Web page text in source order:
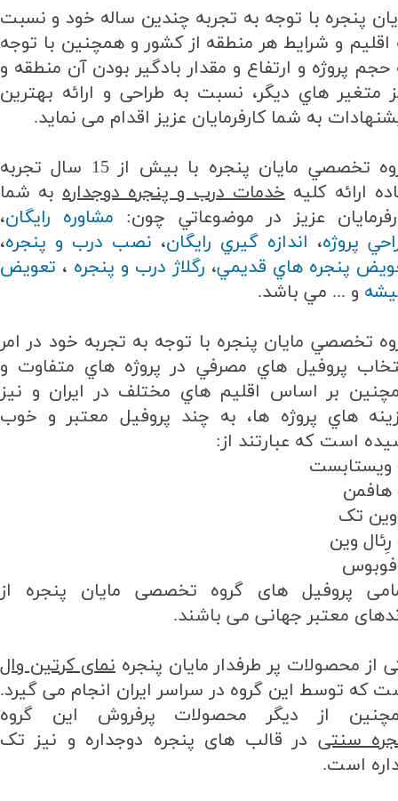
پنجره با توجه به تجربه چندین ساله خود و نسبت
اقلیم و شرایط هر منطقه از کشور و همچنين با توجه
حجم پروژه و ارتفاع و مقدار بادگیر بودن آن منطقه و
متغير هاي ديگر، نسبت به طراحی و ارائه بهترین
به شما کارفرمایان عزیز اقدام می نماید.
گروه تخصصي مايان پنجره با بيش از 15 سال تجربه
ارائه كليهخدمات درب و پنجره دوجدارهبه شما
عزيز در موضوعاتي چون: مشاوره رايگان،
پروژه، اندازه گيري رايگان، نصب درب و پنجره،
پنجره هاي قديمي، رگلاژ درب و پنجره ، تعويض
و ... مي باشد.
تخصصي مايان پنجره با توجه به تجربه خود در امر
پروفيل هاي مصرفي در پروژه هاي متفاوت و
بر اساس اقليم هاي مختلف در ايران و نيز
هاي پروژه ها، به چند پروفيل معتبر و خوب
است كه عبارتند از:
پروفیل های گروه تخصصی مایان پنجره از
معتبر جهانی می باشند.
از محصولات پر طرفدار مایان پنجرهنمای کرتین وال
که توسط این گروه در سراسر ایران انجام می گیرد.
از دیگر محصولات پرفروش این گروه
سنتی در قالب های پنجره دوجداره و نیز تک
است.